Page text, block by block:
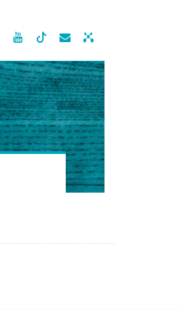
  